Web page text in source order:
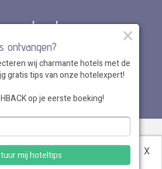
per land
•Disclaimer•Voordelen•Privacy
vragen•Klantenservice•Hotel
aanmelden
×
ontvangen?
wij charmante hotels met de
gratis tips van onze hotelexpert!
op je eerste boeking!
mij hoteltips X
gebruik van cookies.